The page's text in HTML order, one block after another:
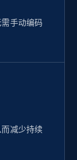
手动编码
减少持续